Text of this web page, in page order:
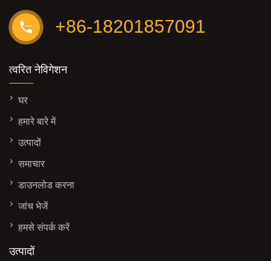
+86-18201857091
त्वरित नेविगेशन
घर
हमारे बारे में
उत्पादों
समाचार
डाउनलोड करना
जांच भेजें
हमसे संपर्क करें
उत्पादों